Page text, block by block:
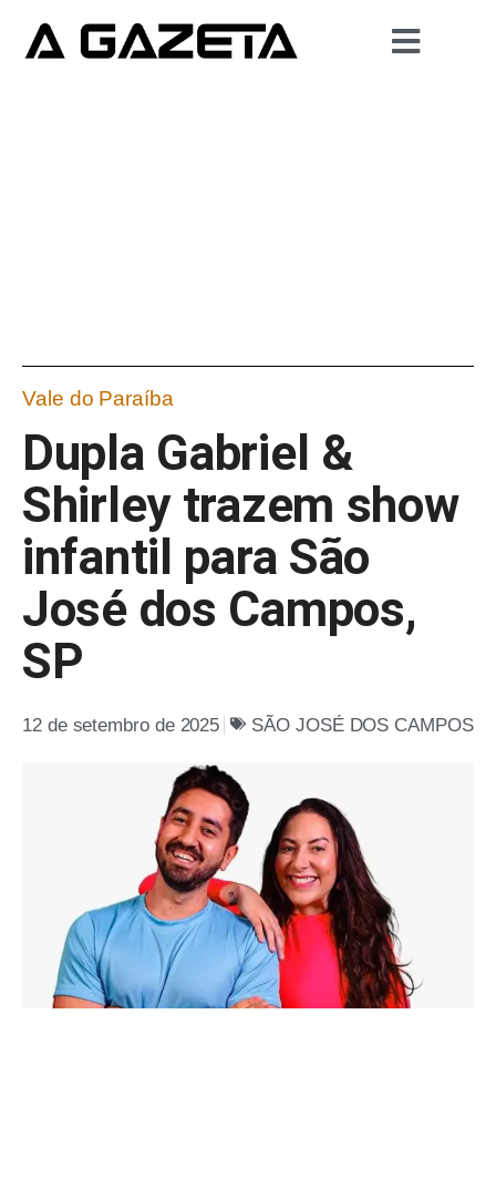
Vale do Paraíba
Dupla Gabriel &
Shirley trazem show
infantil para São
José dos Campos,
SP
12 de setembro de 2025 SÃO JOSÉ DOS CAMPOS